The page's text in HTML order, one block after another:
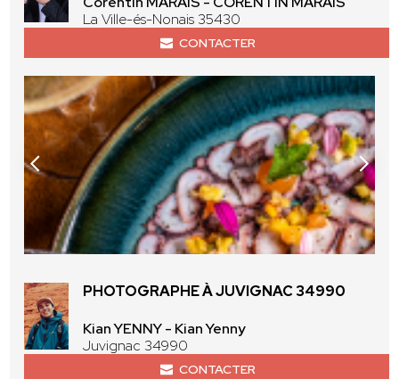
La Ville-és-Nonais 35430
CONTACTER
PHOTOGRAPHE À JUVIGNAC 34990
Kian YENNY - Kian Yenny
Juvignac 34990
CONTACTER